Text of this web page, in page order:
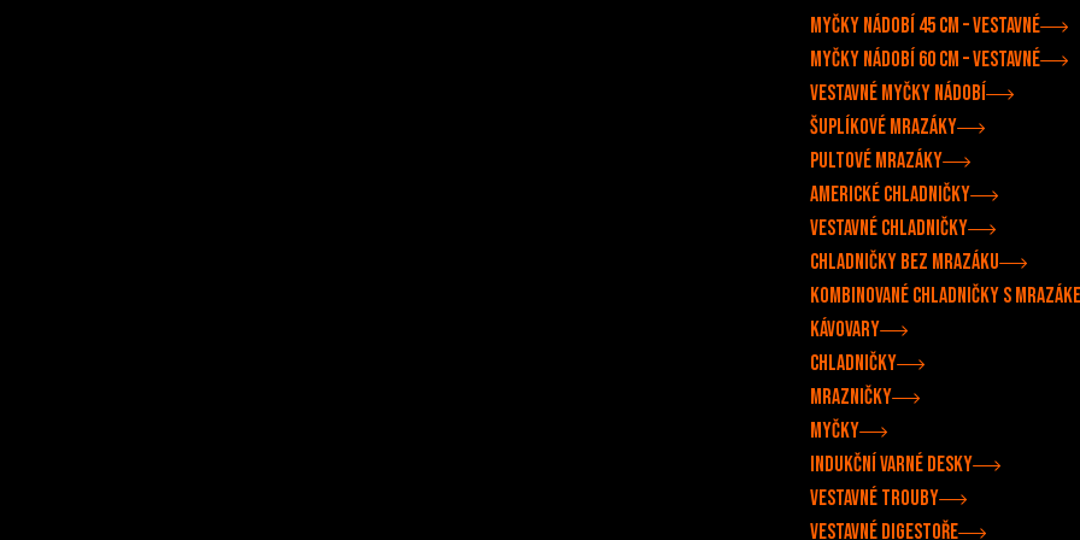
Myčky nádobí 45 cm – vestavné
Myčky nádobí 60 cm – vestavné
Vestavné myčky nádobí
Šuplíkové mrazáky
Pultové mrazáky
Americké chladničky
Vestavné chladničky
Chladničky bez mrazáku
Kombinované chladničky s
Kávovary
Chladničky
Mrazničky
Myčky
Indukční varné desky
Vestavné trouby
Vestavné digestoře